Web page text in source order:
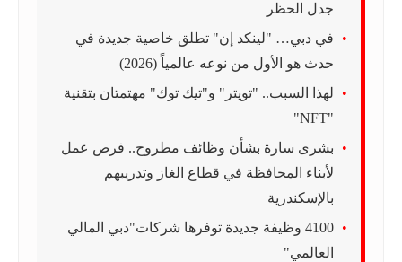
جدل الحظر
في دبي… "لينكد إن" تطلق خاصية جديدة في
حدث هو الأول من نوعه عالمياً (2026)
لهذا السبب.. "تويتر" و"تيك توك" مهتمتان بتقنية
"NFT"
بشرى سارة بشأن وظائف مطروح.. فرص عمل
لأبناء المحافظة في قطاع الغاز وتدريبهم
بالإسكندرية
4100 وظيفة جديدة توفرها شركات"دبي المالي
العالمي"